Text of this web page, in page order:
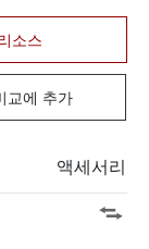
소스
교에 추가
액세서리